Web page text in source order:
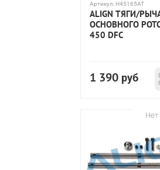
Артикул: H45165AT
ALIGN ТЯГИ/
ОСНОВНОГО
450 DFC
1 390 руб
Нет